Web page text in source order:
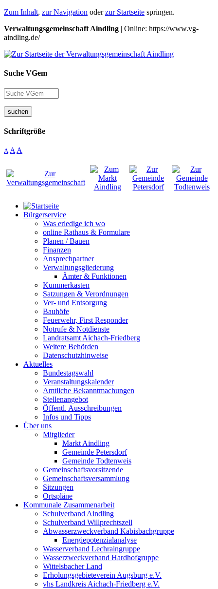
Zum Inhalt, zur Navigation oderzur Startseite springen.
Verwaltungsgemeinschaft Aindling | Online: https://www.vg-
aindling.de/
Suche VGem
suchen
Schriftgröße
A A A
Bürgerservice
Was erledige ich wo
online Rathaus & Formulare
Planen / Bauen
Finanzen
Ansprechpartner
Verwaltungsgliederung
Ämter & Funktionen
Kummerkasten
Satzungen & Verordnungen
Ver- und Entsorgung
Bauhöfe
Feuerwehr, First Responder
Notrufe & Notdienste
Landratsamt Aichach-Friedberg
Weitere Behörden
Datenschutzhinweise
Aktuelles
Bundestagswahl
Veranstaltungskalender
Amtliche Bekanntmachungen
Stellenangebot
Öffentl. Ausschreibungen
Infos und Tipps
Über uns
Mitglieder
Markt Aindling
Gemeinde Petersdorf
Gemeinde Todtenweis
Gemeinschaftsvorsitzende
Gemeinschaftsversammlung
Sitzungen
Ortspläne
Kommunale Zusammenarbeit
Schulverband Aindling
Schulverband Willprechtszell
Abwasserzweckverband Kabisbachgruppe
Energiepotenzialanalyse
Wasserverband Lechraingruppe
Wasserzweckverband Hardhofgruppe
Wittelsbacher Land
Erholungsgebieteverein Augsburg e.V.
vhs Landkreis Aichach-Friedberg e.V.